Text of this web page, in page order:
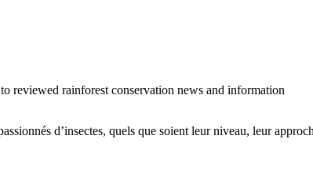
reviewed rainforest conservation news and information
d’insectes, quels que soient leur niveau, leur